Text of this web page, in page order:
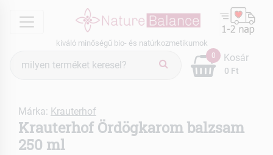
menu
kiváló minőségű bio- és natúrkozmetikumok
keresés
0
0 Ft
Kosár
Márka: Krauterhof
Krauterhof Ördögkarom balzsam
250 ml